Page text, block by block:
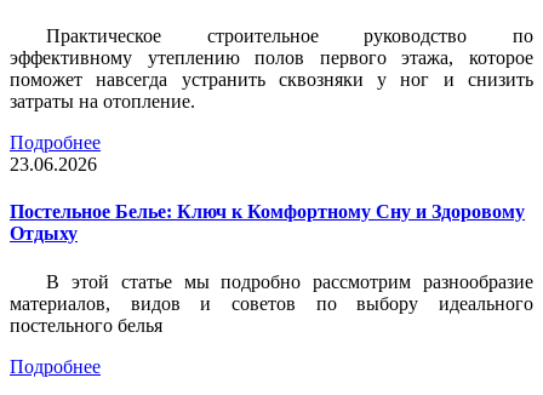
Практическое строительное руководство по
эффективному утеплению полов первого этажа, которое
поможет навсегда устранить сквозняки у ног и снизить
затраты на отопление.
Подробнее
23.06.2026
Постельное Белье: Ключ к Комфортному Сну и Здоровому
Отдыху
В этой статье мы подробно рассмотрим разнообразие
материалов, видов и советов по выбору идеального
постельного белья
Подробнее